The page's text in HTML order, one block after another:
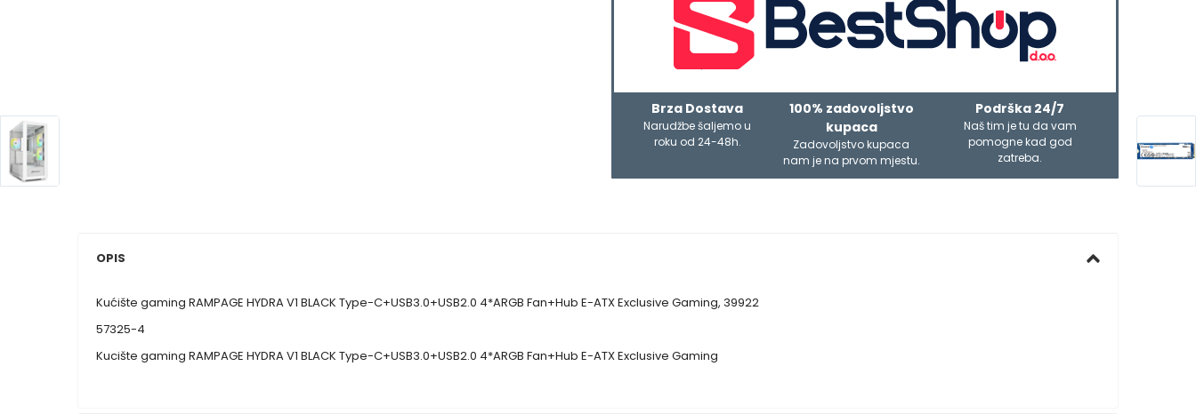
Brza Dostava
Narudžbe šaljemo u
roku od 24-48h.
100% zadovoljstvo
kupaca
Zadovoljstvo kupaca
nam je na prvom mjestu.
Podrška 24/7
Naš tim je tu da vam
pomogne kad god
zatreba.
OPIS
Kućište gaming RAMPAGE HYDRA V1 BLACK Type-C+USB3.0+USB2.0 4*ARGB Fan+Hub E-ATX Exclusive Gaming, 39922
57325-4
Kucište gaming RAMPAGE HYDRA V1 BLACK Type-C+USB3.0+USB2.0 4*ARGB Fan+Hub E-ATX Exclusive Gaming